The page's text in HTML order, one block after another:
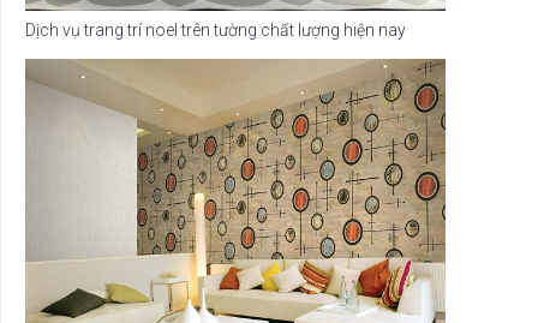
Dịch vụ trang trí noel trên tường chất lượng hiện nay